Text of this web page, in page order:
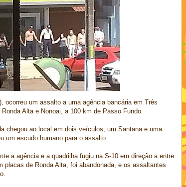
ocorreu um assalto a uma agência bancária em Três
Alta e Nonoai, a 100 km de Passo Fundo.
chegou ao local em dois veículos, um Santana e uma
um escudo humano para o assalto.
a agência e a quadrilha fugiu na S-10 em direção a entre
placas de Ronda Alta, foi abandonada, e os assaltantes